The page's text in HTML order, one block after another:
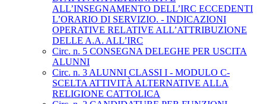
ALL’INSEGNAMENTO DELL’IRC ECCEDENTI
L’ORARIO DI SERVIZIO. - INDICAZIONI
OPERATIVE RELATIVE ALL’ATTRIBUZIONE
DELLE A.A. ALL’IRC
Circ. n. 5 CONSEGNA DELEGHE PER USCITA
ALUNNI
Circ. n. 3 ALUNNI CLASSI I - MODULO C-
SCELTA ATTIVITÀ ALTERNATIVE ALLA
RELIGIONE CATTOLICA